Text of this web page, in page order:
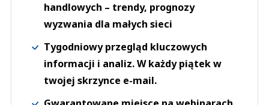
handlowych – trendy, prognozy
wyzwania dla małych sieci
Tygodniowy przegląd kluczowych
informacji i analiz. W każdy piątek w
twojej skrzynce e-mail.